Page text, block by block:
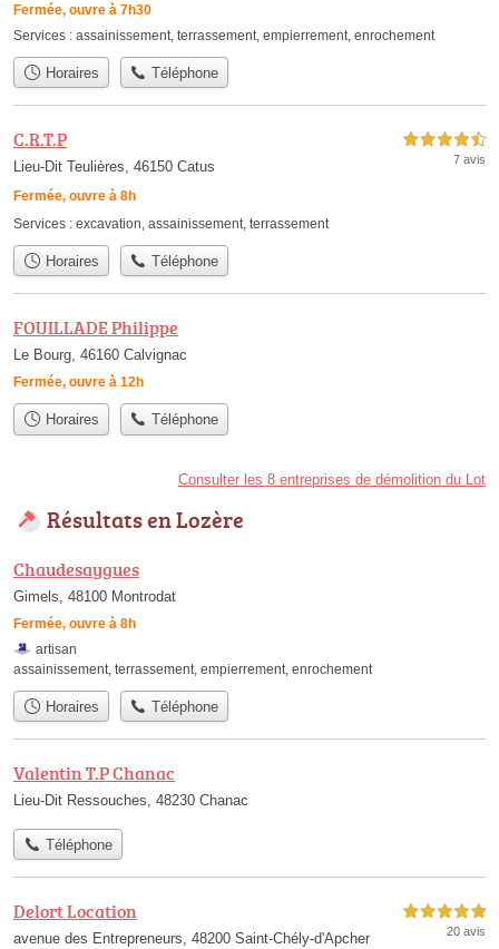
Fermée, ouvre à 7h30
Services : assainissement terrassement empierrement enrochement
Horaires Téléphone
C.R.T.P
Lieu-Dit Teulières, 46150 Catus
Fermée, ouvre à 8h
4,5 étoiles sur 5
7 avis
Services : excavation, assainissement, terrassement
Horaires Téléphone
FOUILLADE Philippe
Le Bourg, 46160 Calvignac
Fermée, ouvre à 12h
Horaires Téléphone
Consulter les 8 entreprises de démolition du Lot
Résultats en Lozère
Chaudesaygues
Gimels, 48100 Montrodat
Fermée, ouvre à 8h
artisan
assainissement terrassement empierrement enrochement
Horaires Téléphone
Valentin T.P Chanac
Lieu-Dit Ressouches, 48230 Chanac
Téléphone
Delort Location
avenue des Entrepreneurs, 48200 Saint-Chély-d'Apcher
5,0 étoiles sur 5
20 avis